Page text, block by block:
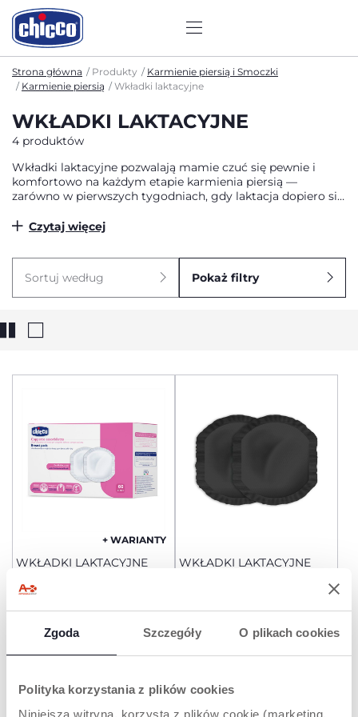
Zgoda Szczegóły O plikach cookies
Polityka korzystania z plików cookies
Niniejsza witryna, korzysta z plików cookie (marketing,
Strona główna Produkty
Karmienie piersią i Smoczki
Karmienie piersią
Wkładki laktacyjne
WKŁADKI LAKTACYJNE
4 produktów
Wkładki laktacyjne pozwalają mamie czuć się pewnie i
komfortowo na każdym etapie karmienia piersią —
zarówno w pierwszych tygodniach, gdy laktacja dopiero się
niezawodnej ochrony. To dyskretne, chłonne i delikatne
mogła czuć się komfortowo i zadbać o siebie tak samo
troskliwie, jak dba o swoje dziecko.
Czytaj więcej
Sortuj według Pokaż filtry
+ WARIANTY
WKŁADKI LAKTACYJNE WKŁADKI LAKTACYJNE